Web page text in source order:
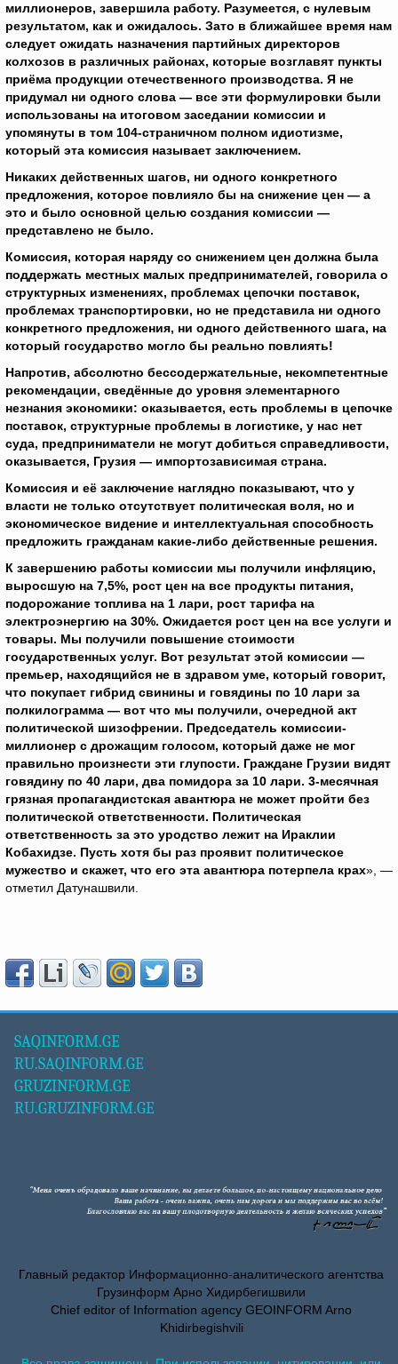
миллионеров, завершила работу. Разумеется, с нулевым
результатом, как и ожидалось. Зато в ближайшее время нам
следует ожидать назначения партийных директоров
колхозов в различных районах, которые возглавят пункты
приёма продукции отечественного производства. Я не
придумал ни одного слова — все эти формулировки были
использованы на итоговом заседании комиссии и
упомянуты в том 104-страничном полном идиотизме,
который эта комиссия называет заключением.
Никаких действенных шагов, ни одного конкретного
предложения, которое повлияло бы на снижение цен — а
это и было основной целью создания комиссии —
представлено не было.
Комиссия, которая наряду со снижением цен должна была
поддержать местных малых предпринимателей, говорила о
структурных изменениях, проблемах цепочки поставок,
проблемах транспортировки, но не представила ни одного
конкретного предложения, ни одного действенного шага, на
который государство могло бы реально повлиять!
Напротив, абсолютно бессодержательные, некомпетентные
рекомендации, сведённые до уровня элементарного
незнания экономики: оказывается, есть проблемы в цепочке
поставок, структурные проблемы в логистике, у нас нет
суда, предприниматели не могут добиться справедливости,
оказывается, Грузия — импортозависимая страна.
Комиссия и её заключение наглядно показывают, что у
власти не только отсутствует политическая воля, но и
экономическое видение и интеллектуальная способность
предложить гражданам какие-либо действенные решения.
К завершению работы комиссии мы получили инфляцию,
выросшую на 7,5%, рост цен на все продукты питания,
подорожание топлива на 1 лари, рост тарифа на
электроэнергию на 30%. Ожидается рост цен на все услуги и
товары. Мы получили повышение стоимости
государственных услуг. Вот результат этой комиссии —
премьер, находящийся не в здравом уме, который говорит,
что покупает гибрид свинины и говядины по 10 лари за
полкилограмма — вот что мы получили, очередной акт
политической шизофрении. Председатель комиссии-
миллионер с дрожащим голосом, который даже не мог
правильно произнести эти глупости. Граждане Грузии видят
говядину по 40 лари, два помидора за 10 лари. 3-месячная
грязная пропагандистская авантюра не может пройти без
политической ответственности. Политическая
ответственность за это уродство лежит на Ираклии
Кобахидзе. Пусть хотя бы раз проявит политическое
мужество и скажет, что его эта авантюра потерпела крах», —
отметил Датунашвили.
SAQINFORM.GE
RU.SAQINFORM.GE
GRUZINFORM.GE
RU.GRUZINFORM.GE
Главный редактор Информационно-аналитического агентства
Грузинформ Арно Хидирбегишвили
Chief editor of Information agency GEOINFORM Arno
Khidirbegishvili